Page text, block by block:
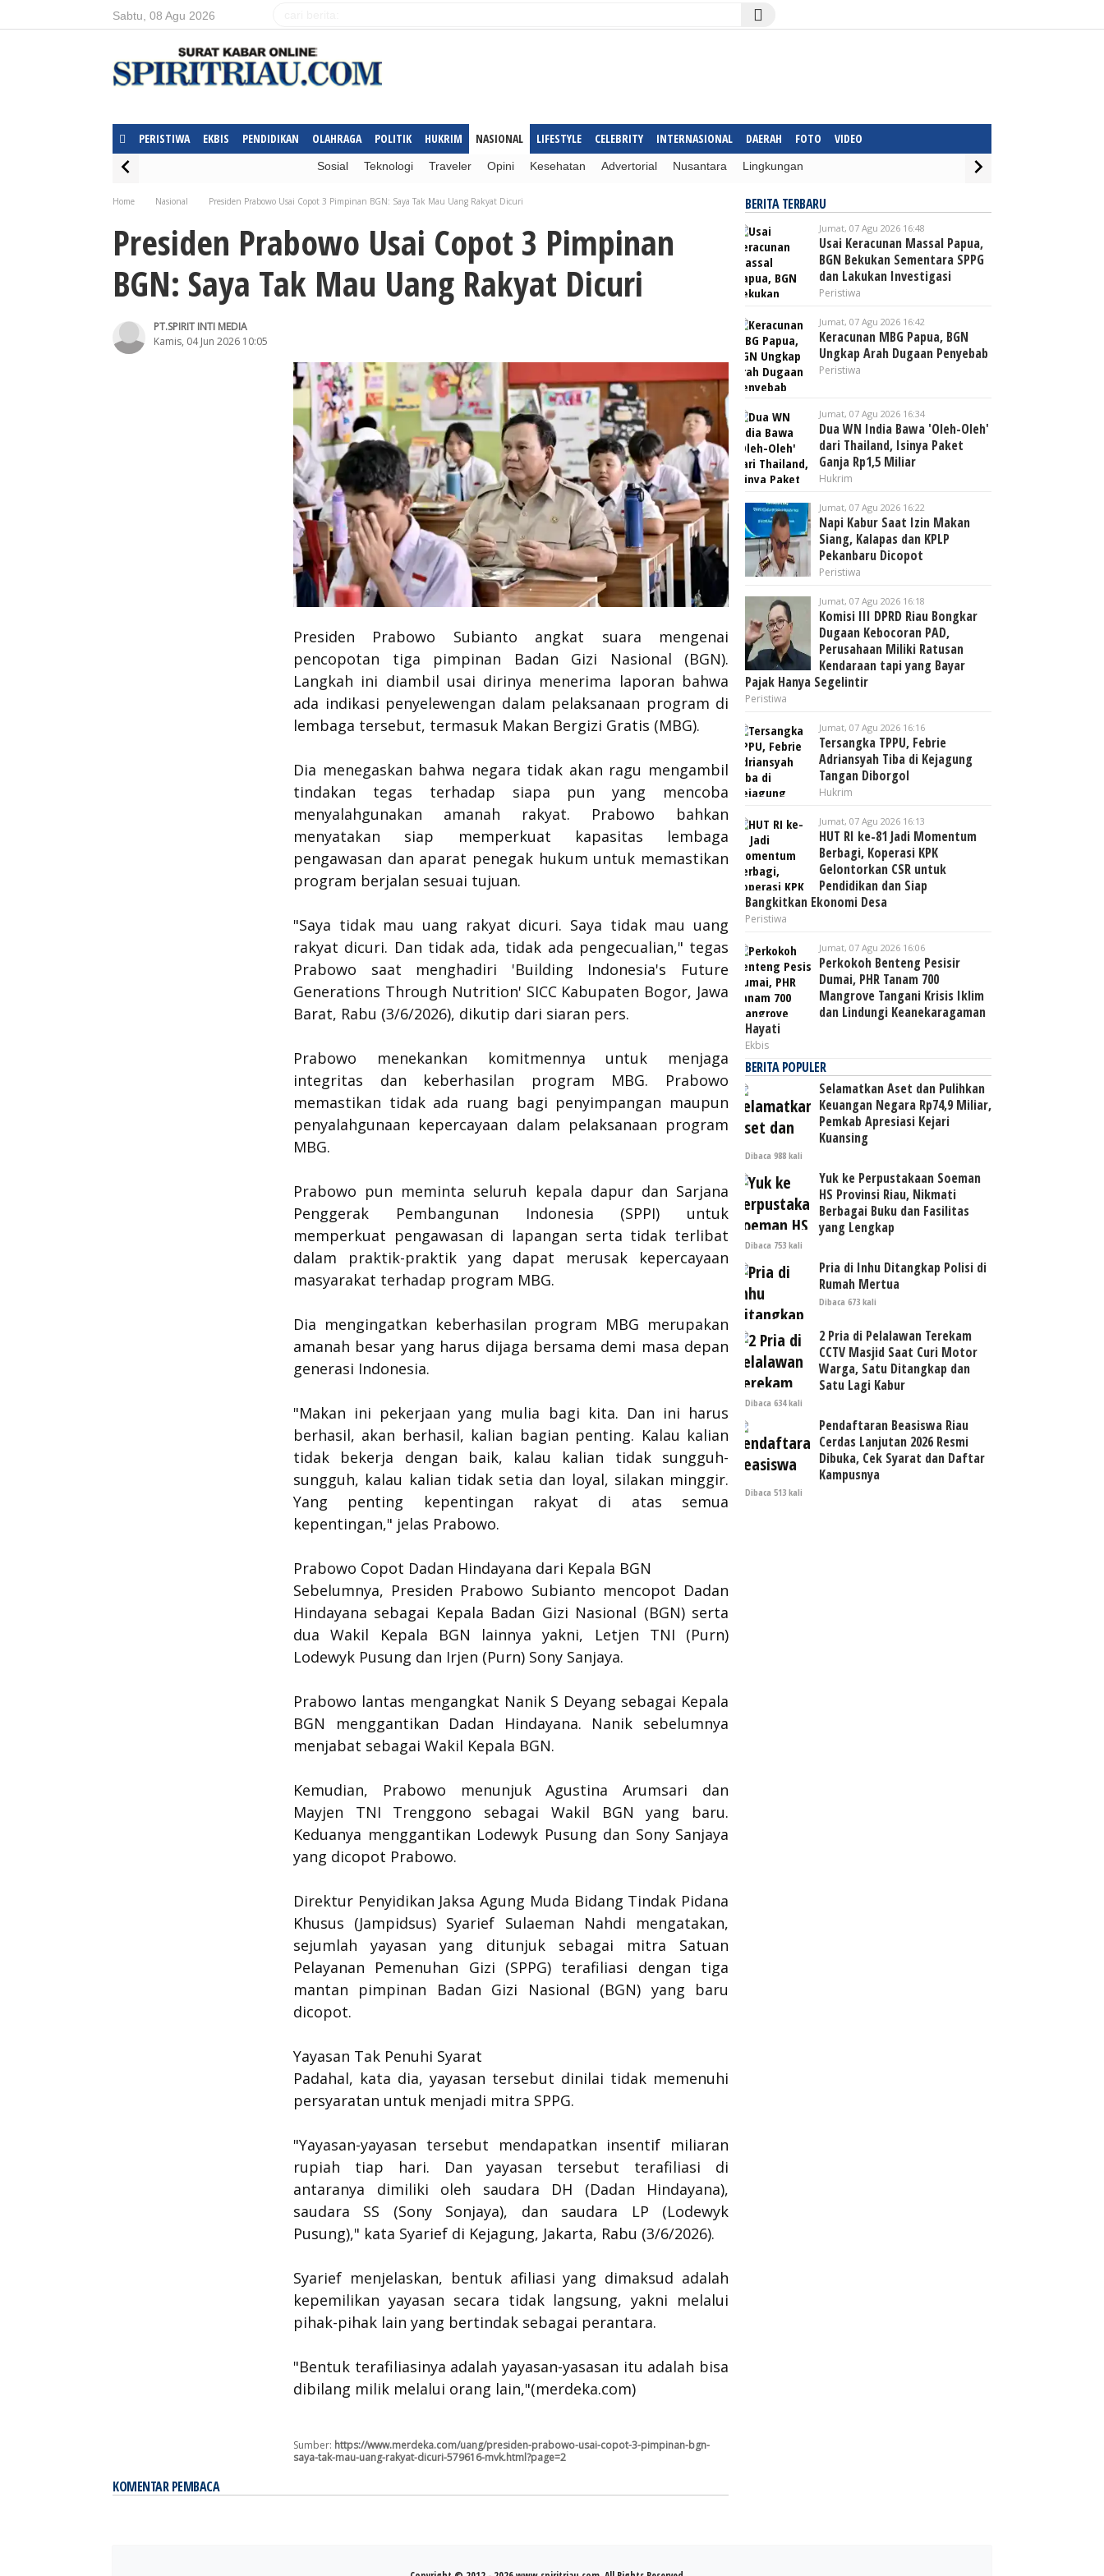
Sabtu, 08 Agu 2026
PERISTIWA EKBIS PENDIDIKAN OLAHRAGA POLITIK HUKRIM NASIONAL LIFESTYLE CELEBRITY INTERNASIONAL DAERAH FOTO VIDEO
Sosial Teknologi Traveler Opini Kesehatan Advertorial Nusantara Lingkungan
Home Nasional Presiden Prabowo Usai Copot 3 Pimpinan BGN: Saya Tak Mau Uang Rakyat Dicuri
Presiden Prabowo Usai Copot 3 Pimpinan
BGN: Saya Tak Mau Uang Rakyat Dicuri
PT.SPIRIT INTI MEDIA
Kamis, 04 Jun 2026 10:05
Presiden Prabowo Subianto angkat suara mengenai
pencopotan tiga pimpinan Badan Gizi Nasional (BGN).
Langkah ini diambil usai dirinya menerima laporan bahwa
ada indikasi penyelewengan dalam pelaksanaan program di
lembaga tersebut, termasuk Makan Bergizi Gratis (MBG).
Dia menegaskan bahwa negara tidak akan ragu mengambil
tindakan tegas terhadap siapa pun yang mencoba
menyalahgunakan amanah rakyat. Prabowo bahkan
menyatakan siap memperkuat kapasitas lembaga
pengawasan dan aparat penegak hukum untuk memastikan
program berjalan sesuai tujuan.
"Saya tidak mau uang rakyat dicuri. Saya tidak mau uang
rakyat dicuri. Dan tidak ada, tidak ada pengecualian," tegas
Prabowo saat menghadiri 'Building Indonesia's Future
Generations Through Nutrition' SICC Kabupaten Bogor, Jawa
Barat, Rabu (3/6/2026), dikutip dari siaran pers.
Prabowo menekankan komitmennya untuk menjaga
integritas dan keberhasilan program MBG. Prabowo
memastikan tidak ada ruang bagi penyimpangan maupun
penyalahgunaan kepercayaan dalam pelaksanaan program
MBG.
Prabowo pun meminta seluruh kepala dapur dan Sarjana
Penggerak Pembangunan Indonesia (SPPI) untuk
memperkuat pengawasan di lapangan serta tidak terlibat
dalam praktik-praktik yang dapat merusak kepercayaan
masyarakat terhadap program MBG.
Dia mengingatkan keberhasilan program MBG merupakan
amanah besar yang harus dijaga bersama demi masa depan
generasi Indonesia.
"Makan ini pekerjaan yang mulia bagi kita. Dan ini harus
berhasil, akan berhasil, kalian bagian penting. Kalau kalian
tidak bekerja dengan baik, kalau kalian tidak sungguh-
sungguh, kalau kalian tidak setia dan loyal, silakan minggir.
Yang penting kepentingan rakyat di atas semua
kepentingan," jelas Prabowo.
Prabowo Copot Dadan Hindayana dari Kepala BGN
Sebelumnya, Presiden Prabowo Subianto mencopot Dadan
Hindayana sebagai Kepala Badan Gizi Nasional (BGN) serta
dua Wakil Kepala BGN lainnya yakni, Letjen TNI (Purn)
Lodewyk Pusung dan Irjen (Purn) Sony Sanjaya.
Prabowo lantas mengangkat Nanik S Deyang sebagai Kepala
BGN menggantikan Dadan Hindayana. Nanik sebelumnya
menjabat sebagai Wakil Kepala BGN.
Kemudian, Prabowo menunjuk Agustina Arumsari dan
Mayjen TNI Trenggono sebagai Wakil BGN yang baru.
Keduanya menggantikan Lodewyk Pusung dan Sony Sanjaya
yang dicopot Prabowo.
Direktur Penyidikan Jaksa Agung Muda Bidang Tindak Pidana
Khusus (Jampidsus) Syarief Sulaeman Nahdi mengatakan,
sejumlah yayasan yang ditunjuk sebagai mitra Satuan
Pelayanan Pemenuhan Gizi (SPPG) terafiliasi dengan tiga
mantan pimpinan Badan Gizi Nasional (BGN) yang baru
dicopot.
Yayasan Tak Penuhi Syarat
Padahal, kata dia, yayasan tersebut dinilai tidak memenuhi
persyaratan untuk menjadi mitra SPPG.
"Yayasan-yayasan tersebut mendapatkan insentif miliaran
rupiah tiap hari. Dan yayasan tersebut terafiliasi di
antaranya dimiliki oleh saudara DH (Dadan Hindayana),
saudara SS (Sony Sonjaya), dan saudara LP (Lodewyk
Pusung)," kata Syarief di Kejagung, Jakarta, Rabu (3/6/2026).
Syarief menjelaskan, bentuk afiliasi yang dimaksud adalah
kepemilikan yayasan secara tidak langsung, yakni melalui
pihak-pihak lain yang bertindak sebagai perantara.
"Bentuk terafiliasinya adalah yayasan-yasasan itu adalah bisa
dibilang milik melalui orang lain,"(merdeka.com)
Sumber: https://www.merdeka.com/uang/presiden-prabowo-usai-copot-3-pimpinan-bgn-
saya-tak-mau-uang-rakyat-dicuri-579616-mvk.html?page=2
KOMENTAR PEMBACA
BERITA TERBARU
Jumat, 07 Agu 2026 16:48
Usai Keracunan Massal Papua,
BGN Bekukan Sementara SPPG
dan Lakukan Investigasi
Peristiwa
Jumat, 07 Agu 2026 16:42
Keracunan MBG Papua, BGN
Ungkap Arah Dugaan Penyebab
Peristiwa
Jumat, 07 Agu 2026 16:34
Dua WN India Bawa 'Oleh-Oleh'
dari Thailand, Isinya Paket
Ganja Rp1,5 Miliar
Hukrim
Jumat, 07 Agu 2026 16:22
Napi Kabur Saat Izin Makan
Siang, Kalapas dan KPLP
Pekanbaru Dicopot
Peristiwa
Jumat, 07 Agu 2026 16:18
Komisi III DPRD Riau Bongkar
Dugaan Kebocoran PAD,
Perusahaan Miliki Ratusan
Kendaraan tapi yang Bayar
Pajak Hanya Segelintir
Peristiwa
Jumat, 07 Agu 2026 16:16
Tersangka TPPU, Febrie
Adriansyah Tiba di Kejagung
Tangan Diborgol
Hukrim
Jumat, 07 Agu 2026 16:13
HUT RI ke-81 Jadi Momentum
Berbagi, Koperasi KPK
Gelontorkan CSR untuk
Pendidikan dan Siap
Bangkitkan Ekonomi Desa
Peristiwa
Jumat, 07 Agu 2026 16:06
Perkokoh Benteng Pesisir
Dumai, PHR Tanam 700
Mangrove Tangani Krisis Iklim
dan Lindungi Keanekaragaman
Hayati
Ekbis
BERITA POPULER
Selamatkan Aset dan Pulihkan
Keuangan Negara Rp74,9 Miliar,
Pemkab Apresiasi Kejari
Kuansing
Dibaca 988 kali
Yuk ke Perpustakaan Soeman
HS Provinsi Riau, Nikmati
Berbagai Buku dan Fasilitas
yang Lengkap
Dibaca 753 kali
Pria di Inhu Ditangkap Polisi di
Rumah Mertua
Dibaca 673 kali
2 Pria di Pelalawan Terekam
CCTV Masjid Saat Curi Motor
Warga, Satu Ditangkap dan
Satu Lagi Kabur
Dibaca 634 kali
Pendaftaran Beasiswa Riau
Cerdas Lanjutan 2026 Resmi
Dibuka, Cek Syarat dan Daftar
Kampusnya
Dibaca 513 kali